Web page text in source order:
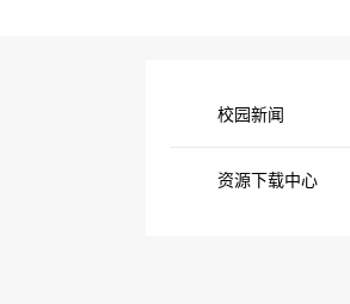
校园新闻
资源下载中心